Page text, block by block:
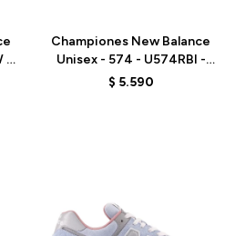
-
Championes New Balance
Unisex - 574 - U574RBI -
BROWN
$ 5.590